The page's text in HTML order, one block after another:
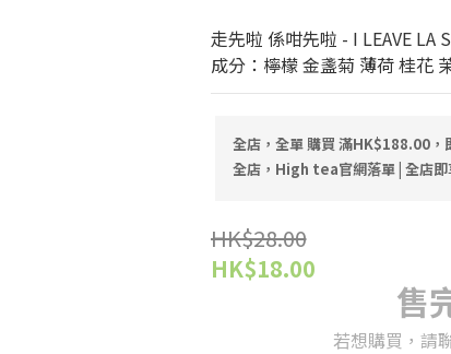
走先啦 係咁先啦 - I LEAVE LA
成分：檸檬 金盞菊 薄荷 桂花
全店，全單 購買 滿HK$188.00，
全店，High tea官網落單 | 全店即
HK$28.00
HK$18.00
售
若想購買，請